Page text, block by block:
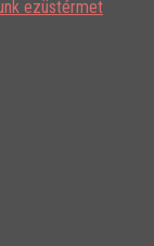
ezüstérmet